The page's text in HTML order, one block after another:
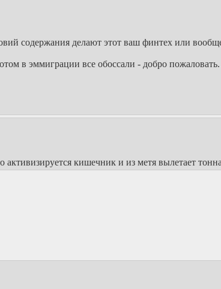
содержания делают этот ваш финтех или
в эммиграции все обоссали - добро пожаловать.
кишечник и из метя вылетает